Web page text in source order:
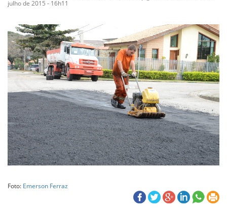
julho de 2015 - 16h11
Foto: Emerson Ferraz